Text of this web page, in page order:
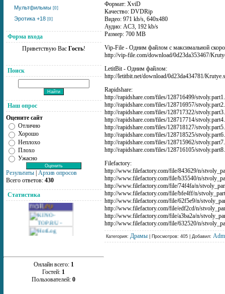
Мультфильмы [0]
Эротика +18 [0]
Форма входа
Приветствую Вас Гость!
Поиск
Наш опрос
Оцените сайт
Отлично
Хорошо
Неплохо
Плохо
Ужасно
Результаты Архив опросов
Всего ответов: 430
Статистика
Онлайн всего: 1
Гостей: 1
Пользователей:0
Формат: XviD
Качество: DVDRip
Видео: 971 kb/s, 640x480
Аудио: AC3, 192 kb/s
Размер: 700 MB
Vip-File - Одним файлом с максимальной
http://vip-file.com/download/0d23da353467/
LetitBit - Одним файлом:
http://letitbit.net/download/0d23da434781/
Rapidshare:
http://rapidshare.com/files/128716499/
http://rapidshare.com/files/128716957/
http://rapidshare.com/files/128717322/
http://rapidshare.com/files/128717714/
http://rapidshare.com/files/128718127/
http://rapidshare.com/files/128718525/
http://rapidshare.com/files/128715962/
http://rapidshare.com/files/128716105/
Filefactory:
http://www.filefactory.com/file/843629/n/
http://www.filefactory.com/file/b35540/n/
http://www.filefactory.com/file/74f4fa/n/
http://www.filefactory.com/file/bfe4ff/n/
http://www.filefactory.com/file/62f5e9/n/
http://www.filefactory.com/file/edf2cd/n/
http://www.filefactory.com/file/a3ba2a/n/
http://www.filefactory.com/file/632520/n/
Категория: Драмы | Просмотров: 405 | Добавил: